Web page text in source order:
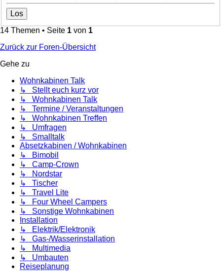
14 Themen • Seite 1 von 1
Zurück zur Foren-Übersicht
Gehe zu
Wohnkabinen Talk
↳ Stellt euch kurz vor
↳ Wohnkabinen Talk
↳ Termine / Veranstaltungen
↳ Wohnkabinen Treffen
↳ Umfragen
↳ Smalltalk
Absetzkabinen / Wohnkabinen
↳ Bimobil
↳ Camp-Crown
↳ Nordstar
↳ Tischer
↳ Travel Lite
↳ Four Wheel Campers
↳ Sonstige Wohnkabinen
Installation
↳ Elektrik/Elektronik
↳ Gas-/Wasserinstallation
↳ Multimedia
↳ Umbauten
Reiseplanung